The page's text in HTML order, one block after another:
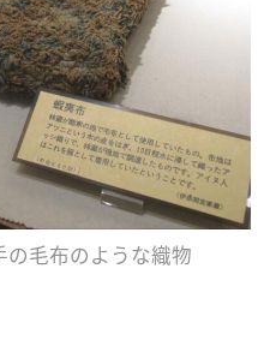
の毛布のような織物